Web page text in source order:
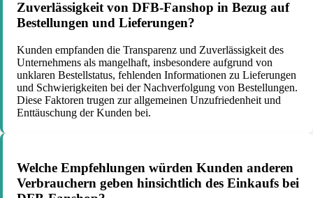
Zuverlässigkeit von DFB-Fanshop in Bezug auf
Bestellungen und Lieferungen?
Kunden empfanden die Transparenz und Zuverlässigkeit des
Unternehmens als mangelhaft, insbesondere aufgrund von
unklaren Bestellstatus, fehlenden Informationen zu Lieferungen
und Schwierigkeiten bei der Nachverfolgung von Bestellungen.
Diese Faktoren trugen zur allgemeinen Unzufriedenheit und
Enttäuschung der Kunden bei.
Welche Empfehlungen würden Kunden anderen
Verbrauchern geben hinsichtlich des Einkaufs bei